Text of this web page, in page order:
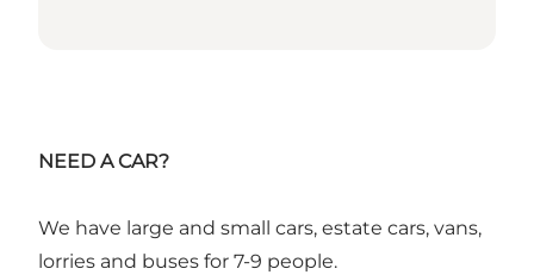
NEED A CAR?
We have large and small cars, estate cars, vans,
lorries and buses for 7-9 people.